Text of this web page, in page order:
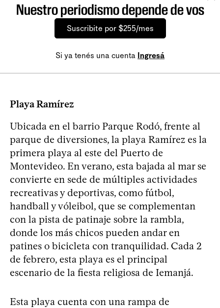
Nuestro periodismo depende de vos
Suscribite por $255/mes
Si ya tenés una cuenta Ingresá
Playa Ramírez
Ubicada en el barrio Parque Rodó, frente al
parque de diversiones, la playa Ramírez es la
primera playa al este del Puerto de
Montevideo. En verano, esta bajada al mar se
convierte en sede de múltiples actividades
recreativas y deportivas, como fútbol,
handball y vóleibol, que se complementan
con la pista de patinaje sobre la rambla,
donde los más chicos pueden andar en
patines o bicicleta con tranquilidad. Cada 2
de febrero, esta playa es el principal
escenario de la fiesta religiosa de Iemanjá.
Esta playa cuenta con una rampa de